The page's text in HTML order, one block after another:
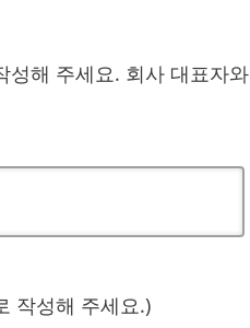
성해 주세요. 회사 대표자와
작성해 주세요.)